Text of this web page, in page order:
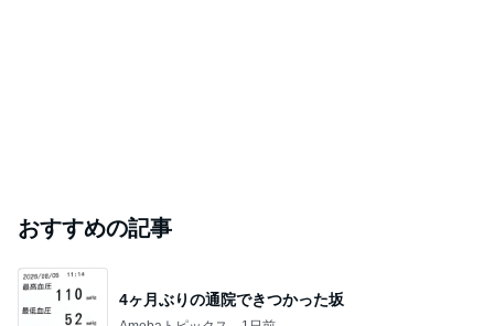
おすすめの記事
4ヶ月ぶりの通院できつかった坂